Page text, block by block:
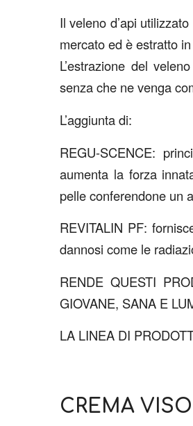
Il veleno d’api
mercato ed è estratto
L’estrazione del
senza che ne venga
L’aggiunta di:
REGU-SCENCE:
aumenta la forza
pelle conferendone un
REVITALIN PF:
dannosi come le
RENDE QUESTI
GIOVANE, SANA E
LA LINEA DI
CREMA